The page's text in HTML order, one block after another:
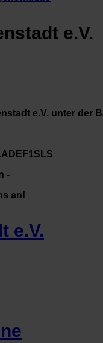
e.V.
e.V. unter der
-
an!